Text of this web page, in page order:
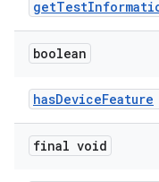
getTest
boolean
hasDeviceFeature
final void